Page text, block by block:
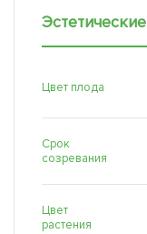
Эстетические
Цвет плода
Срок
созревания
Цвет
растения